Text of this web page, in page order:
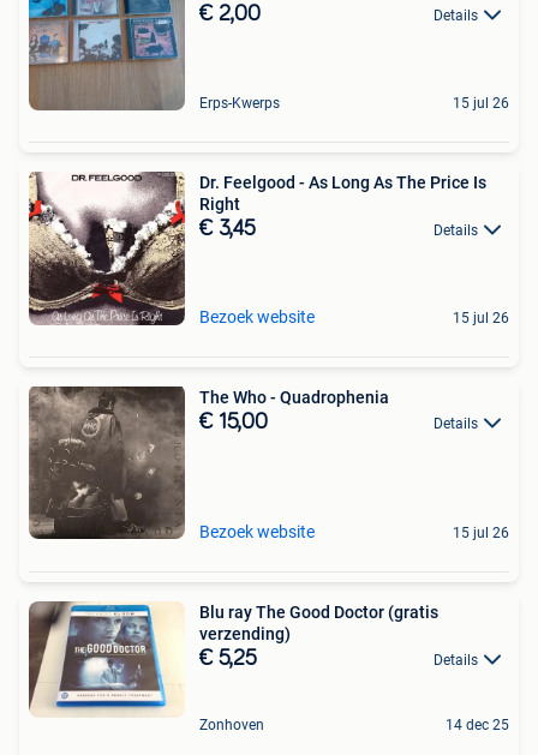
€ 2,00 Details
Erps-Kwerps 15 jul 26
Dr. Feelgood - As Long As The Price Is
Right
€ 3,45 Details
Bezoek website 15 jul 26
The Who - Quadrophenia
€ 15,00 Details
Bezoek website 15 jul 26
Blu ray The Good Doctor (gratis
verzending)
€ 5,25 Details
Zonhoven 14 dec 25